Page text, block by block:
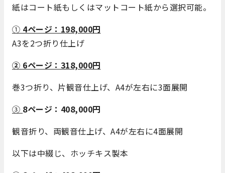
紙はコート紙もしくはマットコート紙から選択可能。
① 4ページ：198,000円
A3を2つ折り仕上げ
② 6ページ：318,000円
巻3つ折り、片観音仕上げ、A4が左右に3面展開
③ 8ページ：408,000円
観音折り、両観音仕上げ、A4が左右に4面展開
以下は中綴じ、ホッチキス製本